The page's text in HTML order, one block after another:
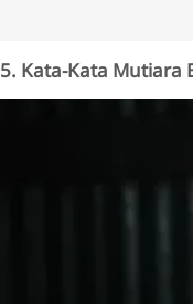
5. Kata-Kata Mutiara